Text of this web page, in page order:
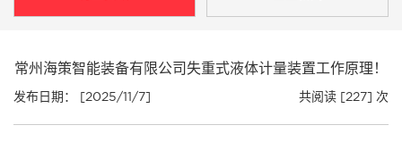
常州海策智能装备有限公司失重式液体计量装置工作原理！
发布日期： [2025/11/7] 共阅读 [227] 次